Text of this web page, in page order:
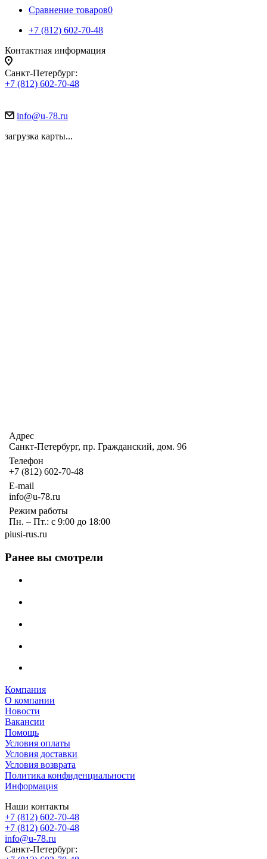
Сравнение товаров0
+7 (812) 602-70-48
Контактная информация
Санкт-Петербург:
+7 (812) 602-70-48
info@u-78.ru
загрузка карты...
Адрес
Санкт-Петербург, пр. Гражданский, дом. 96
Телефон
+7 (812) 602-70-48
E-mail
info@u-78.ru
Режим работы
Пн. – Пт.: с 9:00 до 18:00
piusi-rus.ru
Ранее вы смотрели
Компания
О компании
Новости
Вакансии
Помощь
Условия оплаты
Условия доставки
Условия возврата
Политика конфиденциальности
Информация
Наши контакты
+7 (812) 602-70-48
+7 (812) 602-70-48
info@u-78.ru
Санкт-Петербург: